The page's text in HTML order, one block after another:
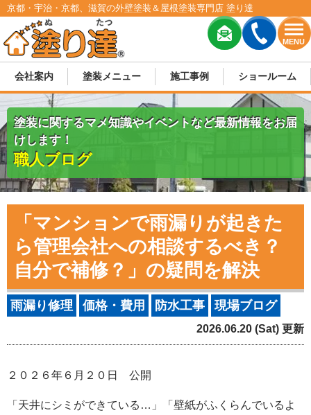
MENU
京都・宇治・京都、滋賀の外壁塗装＆屋根塗装専門店 塗り達
会社案内 塗装メニュー 施工事例 ショールーム
塗装に関するマメ知識やイベントなど最新情報をお届
けします！
職人ブログ
「マンションで雨漏りが起きた
ら管理会社への相談するべき？
自分で補修？」の疑問を解決
雨漏り修理 価格・費用 防水工事 現場ブログ
2026.06.20 (Sat) 更新
２０２６年６月２０日 公開
「天井にシミができている…」「壁紙がふくらんでいるよ